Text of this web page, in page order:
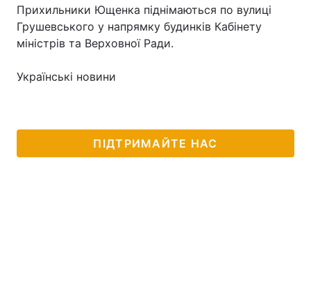
Головна Війна
Україна
Економіка
Техно і зв'язок Лайт
Прихильники Ющенка піднімаються по вулиці
Грушевського у напрямку будинків Кабінету
міністрів та Верховної Ради.
Українські новини
ПІДТРИМАЙТЕ НАС